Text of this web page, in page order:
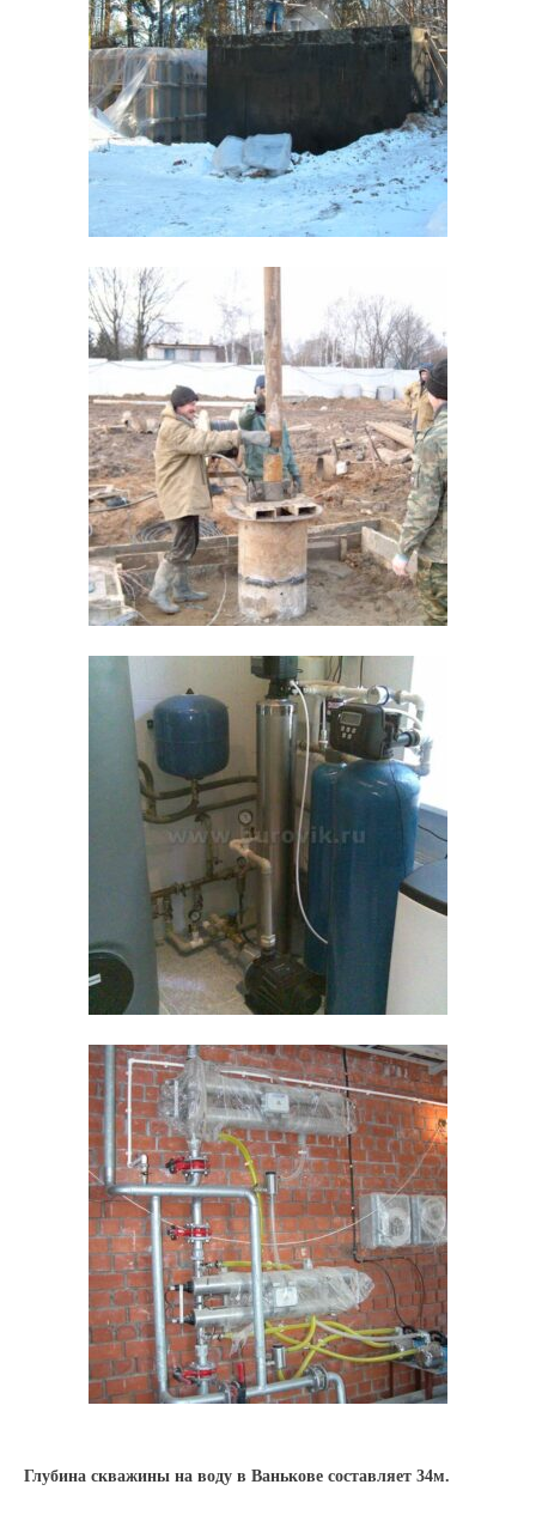
Глубина скважины на воду в Ванькове составляет 34м.